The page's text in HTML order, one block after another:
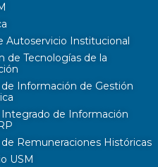
Autoservicio Institucional
de Tecnologías de la
Información de Gestión
de Información
Remuneraciones Históricas
USM